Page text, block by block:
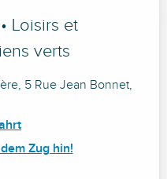
Loisirs et
verts
5 Rue Jean Bonnet,
Zug hin!